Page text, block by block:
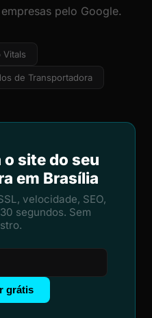
pelo Google.
Vitals
de Transportadora
site do seu
em Brasília
velocidade, SEO,
segundos. Sem
grátis